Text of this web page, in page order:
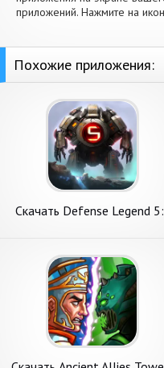
приложений. Нажмите на
Похожие приложения:
Скачать Defense Legend 5: